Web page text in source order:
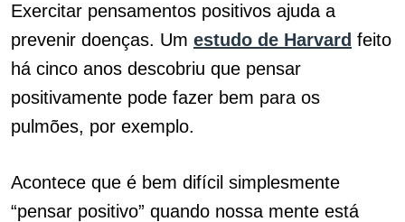
Exercitar pensamentos positivos ajuda a
prevenir doenças. Um estudo de Harvard feito
há cinco anos descobriu que pensar
positivamente pode fazer bem para os
pulmões, por exemplo.
Acontece que é bem difícil simplesmente
“pensar positivo” quando nossa mente está